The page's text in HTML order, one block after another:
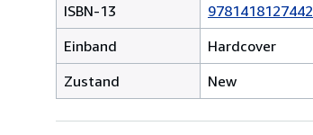
ISBN-13
9781418127442
Einband
Hardcover
Zustand
New